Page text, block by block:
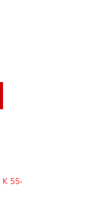
К 55-